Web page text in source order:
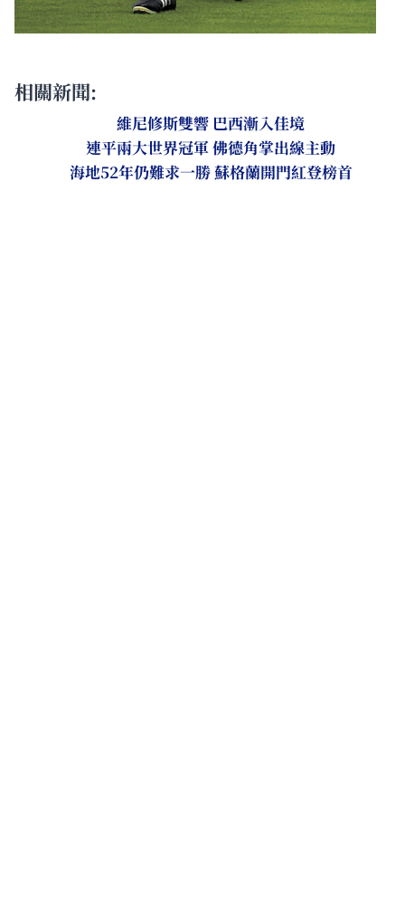
相關新聞:
維尼修斯雙響 巴西漸入佳境
連平兩大世界冠軍 佛德角掌出線主動
海地52年仍難求一勝 蘇格蘭開門紅登榜首